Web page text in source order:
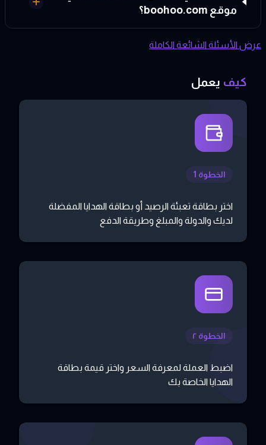
موقع boohoo.com؟
عرض الأسئلة الشائعة الكاملة
كيف يعمل
الخطوة 1
اختر بطاقة تعبئة الرصيد أو بطاقة الهدايا المفضلة
لديك والدولة والمبلغ وطريقة الدفع
الخطوة ٢
اضبط العملة لمعرفة السعر واختر قيمة بطاقة
الهدايا الخاصة بك